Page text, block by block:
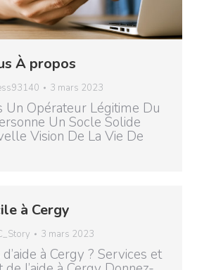
À propos
3 mars 2023
Un Opérateur Légitime Du
Un Socle Solide
Vision De La Vie De
à Cergy
3 mars 2023
à Cergy ? Services et